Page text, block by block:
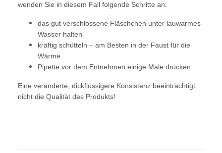
wenden Sie in diesem Fall folgende Schritte an:
das gut verschlossene Fläschchen unter lauwarmes
Wasser halten
kräftig schütteln – am Besten in der Faust für die
Wärme
Pipette vor dem Entnehmen einige Male drücken
Eine veränderte, dickflüssigere Konsistenz beeinträchtigt
nicht die Qualität des Produkts!